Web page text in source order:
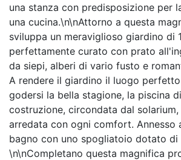
una stanza con predisposizione per
una cucina.\n\nAttorno a questa
sviluppa un meraviglioso giardino di
perfettamente curato con prato
da siepi, alberi di vario fusto e
A rendere il giardino il luogo
godersi la bella stagione, la piscina
costruzione, circondata dal
arredata con ogni comfort. Annesso
bagno con uno spogliatoio dotato di
\n\nCompletano questa magnifica